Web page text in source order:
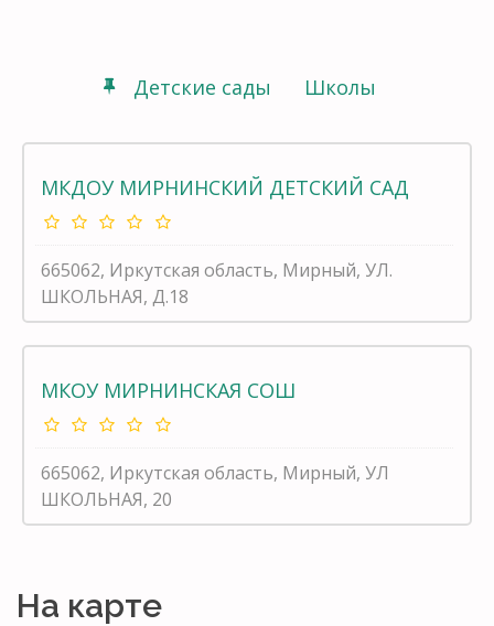
Детские сады Школы
МКДОУ МИРНИНСКИЙ ДЕТСКИЙ САД
665062, Иркутская область, Мирный, УЛ.
ШКОЛЬНАЯ, Д.18
МКОУ МИРНИНСКАЯ СОШ
665062, Иркутская область, Мирный, УЛ
ШКОЛЬНАЯ, 20
На карте